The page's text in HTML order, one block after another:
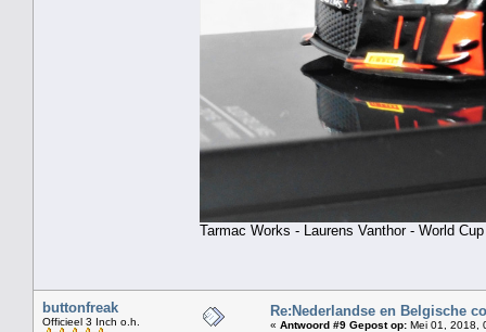
Tarmac Works - Laurens Vanthor - World
buttonfreak
Officieel 3 Inch o.h.
Re:Nederlandse en Belgische
« Antwoord #9 Gepost op: Mei 01, 2018,